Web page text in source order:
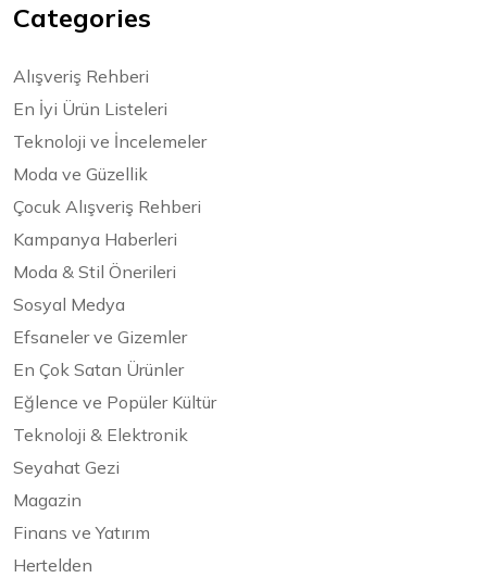
Categories
Alışveriş Rehberi
En İyi Ürün Listeleri
Teknoloji ve İncelemeler
Moda ve Güzellik
Çocuk Alışveriş Rehberi
Kampanya Haberleri
Moda & Stil Önerileri
Sosyal Medya
Efsaneler ve Gizemler
En Çok Satan Ürünler
Eğlence ve Popüler Kültür
Teknoloji & Elektronik
Seyahat Gezi
Magazin
Finans ve Yatırım
Hertelden